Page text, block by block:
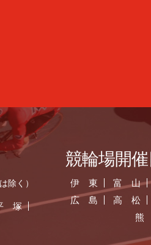
除く）
塚
競輪場開
伊 東 富 山
広 島
高 松
熊